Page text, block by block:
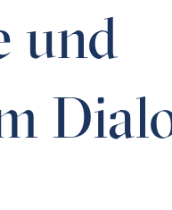
und